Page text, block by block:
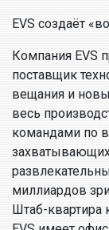
EVS создаёт
Компания EVS
поставщик
вещания и
весь
командами по
миллиардов
Штаб-квартира